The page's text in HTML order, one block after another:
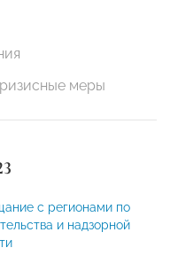
меры
с регионами по
и надзорной